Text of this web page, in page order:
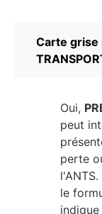
Carte grise
Oui,
peut
perte
le